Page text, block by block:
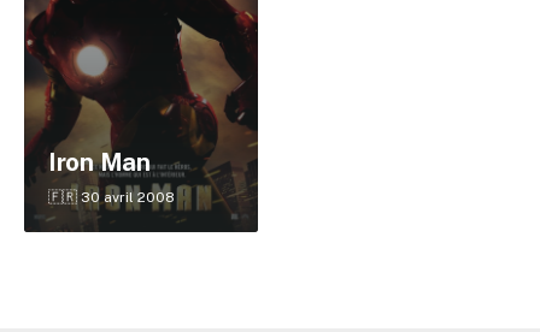
Iron Man
🇫🇷 30 avril 2008